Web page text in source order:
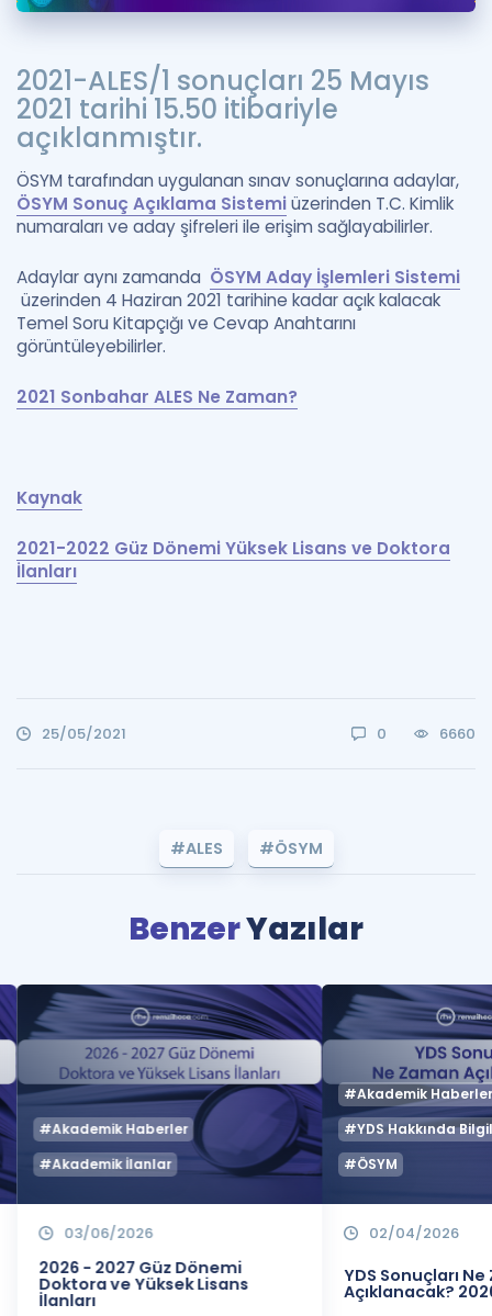
2021-ALES/1 sonuçları 25 Mayıs
2021 tarihi 15.50 itibariyle
açıklanmıştır.
ÖSYM tarafından uygulanan sınav sonuçlarına adaylar,
ÖSYM Sonuç Açıklama Sistemiüzerinden T.C. Kimlik
numaraları ve aday şifreleri ile erişim sağlayabilirler.
Adaylar aynı zamanda ÖSYM Aday İşlemleri Sistemi
üzerinden 4 Haziran 2021 tarihine kadar açık kalacak
Temel Soru Kitapçığı ve Cevap Anahtarını
görüntüleyebilirler.
2021 Sonbahar ALES Ne Zaman?
Kaynak
2021-2022 Güz Dönemi Yüksek Lisans ve Doktora
İlanları
25/05/2021 0 6660
#ALES #ÖSYM
BenzerYazılar
#Akademik Haberler
#Akademik İlanlar
03/06/2026
2026 - 2027 Güz Dönemi
Doktora ve Yüksek Lisans
İlanları
#Akademik
#YDS Hakkında
#ÖSYM
02/04/2026
YDS Sonuçları
Açıklanacak?